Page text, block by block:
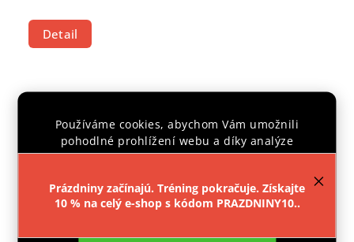
Používáme cookies, abychom Vám umožnili
pohodlné prohlížení webu a díky analýze
provozu webu neustále zlepšovali jeho funkce,
Nastavenie
Prázdniny začínajú. Tréning pokračuje. Získajte
10 % na celý e-shop s kódom PRAZDNINY10..
Detail